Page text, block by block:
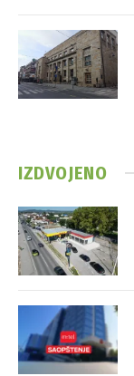
IZDVOJENO